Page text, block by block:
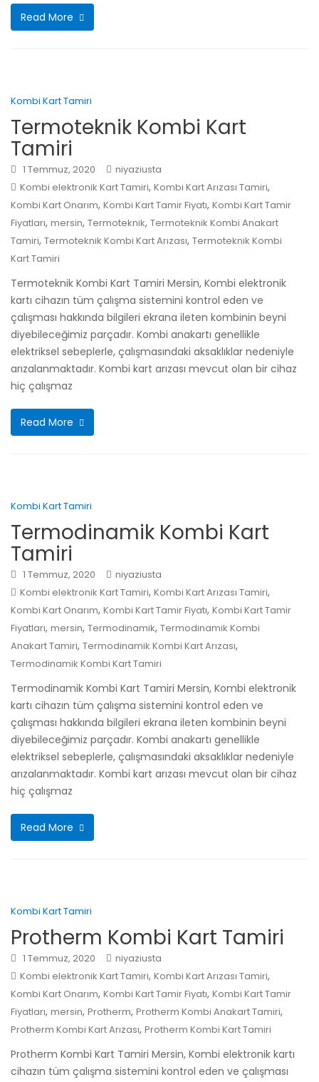
Read More
Kombi Kart Tamiri
Termoteknik Kombi Kart
Tamiri
1 Temmuz, 2020
niyaziusta
Kombi elektronik Kart Tamiri, Kombi Kart Arızası Tamiri,
Kombi Kart Onarım, Kombi Kart Tamir Fiyatı, Kombi Kart Tamir
Fiyatları, mersin, Termoteknik, Termoteknik Kombi Anakart
Tamiri, Termoteknik Kombi Kart Arızası, Termoteknik Kombi
Kart Tamiri
Termoteknik Kombi Kart Tamiri Mersin, Kombi elektronik
kartı cihazın tüm çalışma sistemini kontrol eden ve
çalışması hakkında bilgileri ekrana ileten kombinin beyni
diyebileceğimiz parçadır. Kombi anakartı genellikle
elektriksel sebeplerle, çalışmasındaki aksaklıklar nedeniyle
arızalanmaktadır. Kombi kart arızası mevcut olan bir cihaz
hiç çalışmaz
Read More
Kombi Kart Tamiri
Termodinamik Kombi Kart
Tamiri
1 Temmuz, 2020
niyaziusta
Kombi elektronik Kart Tamiri, Kombi Kart Arızası Tamiri,
Kombi Kart Onarım, Kombi Kart Tamir Fiyatı, Kombi Kart Tamir
Fiyatları, mersin, Termodinamik, Termodinamik Kombi
Anakart Tamiri, Termodinamik Kombi Kart Arızası,
Termodinamik Kombi Kart Tamiri
Termodinamik Kombi Kart Tamiri Mersin, Kombi elektronik
kartı cihazın tüm çalışma sistemini kontrol eden ve
çalışması hakkında bilgileri ekrana ileten kombinin beyni
diyebileceğimiz parçadır. Kombi anakartı genellikle
elektriksel sebeplerle, çalışmasındaki aksaklıklar nedeniyle
arızalanmaktadır. Kombi kart arızası mevcut olan bir cihaz
hiç çalışmaz
Read More
Kombi Kart Tamiri
Protherm Kombi Kart Tamiri
1 Temmuz, 2020
niyaziusta
Kombi elektronik Kart Tamiri, Kombi Kart Arızası Tamiri,
Kombi Kart Onarım, Kombi Kart Tamir Fiyatı, Kombi Kart Tamir
Fiyatları, mersin, Protherm, Protherm Kombi Anakart Tamiri,
Protherm Kombi Kart Arızası, Protherm Kombi Kart Tamiri
Protherm Kombi Kart Tamiri Mersin, Kombi elektronik kartı
cihazın tüm çalışma sistemini kontrol eden ve çalışması